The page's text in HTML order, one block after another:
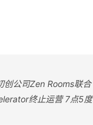
创公司Zen Rooms联合
终止运营 7点5度